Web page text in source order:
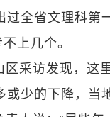
过全省文理科
上几个。
区采访发现，这
少的下降，当